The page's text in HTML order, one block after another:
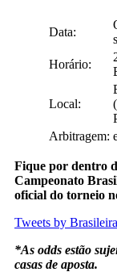
Data:
Horário:
Local:
Arbitragem:
Fique por dentro
Campeonato
oficial do torneio
Tweets by
*As odds estão
casas de aposta.